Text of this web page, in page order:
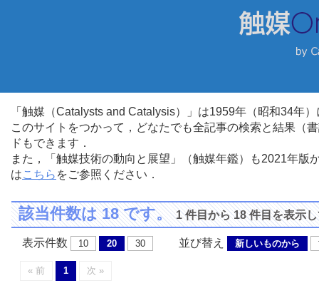
「触媒（Catalysts and Catalysis）」は1959年（昭和34年
このサイトをつかって，どなたでも全記事の検索と結果（
ドもできます．
また，「触媒技術の動向と展望」（触媒年鑑）も2021年
はこちら をご参照ください．
該当件数は 18 です。1 件目から 18 件目を表示
表示件数 10 20 30 並び替え 新しいものから
« 前 1 次 »